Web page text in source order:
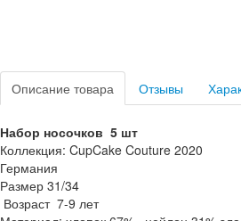
Описание товара Отзывы
Набор носочков 5 шт
Коллекция: CupCake Couture 2020
Германия
Размер 31/34
Возраст 7-9 лет